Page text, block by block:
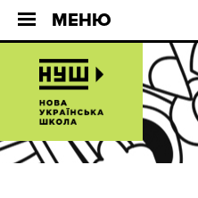
МЕНЮ